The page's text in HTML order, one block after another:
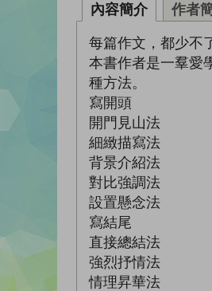
內容簡介 作者
每篇作文，都少不
本書作者是一羣愛
種方法。
寫開頭
開門見山法
細緻描寫法
背景介紹法
對比強調法
設置懸念法
寫結尾
直接總結法
強烈抒情法
情理昇華法